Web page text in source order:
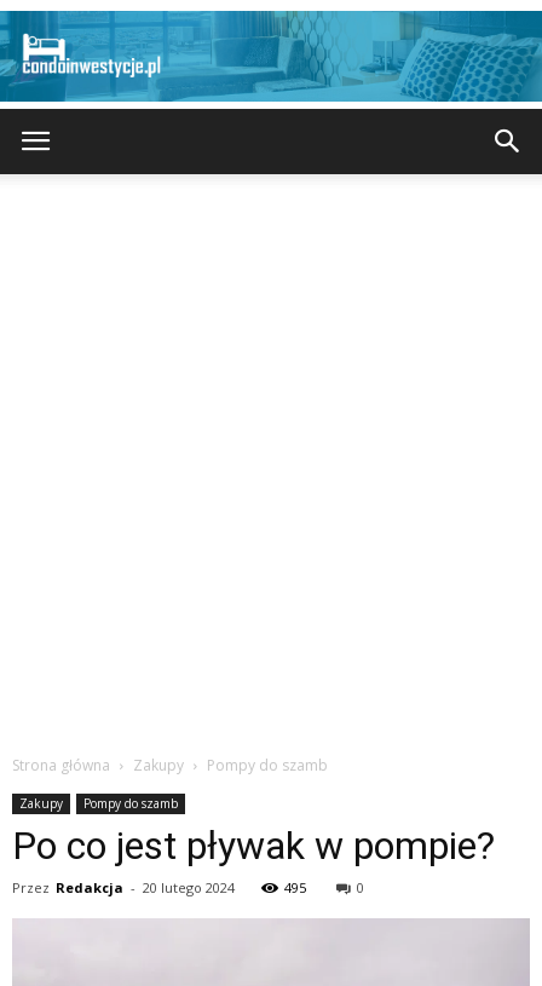
Strona główna Zakupy Pompy do szamb
Zakupy Pompy do szamb
Po co jest pływak w pompie?
Przez Redakcja - 20 lutego 2024 495 0